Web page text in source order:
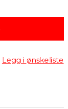
Legg i ønskeliste